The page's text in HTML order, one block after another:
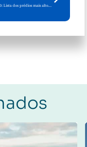
Top 10: Lista dos prédios mais altos do Brasil